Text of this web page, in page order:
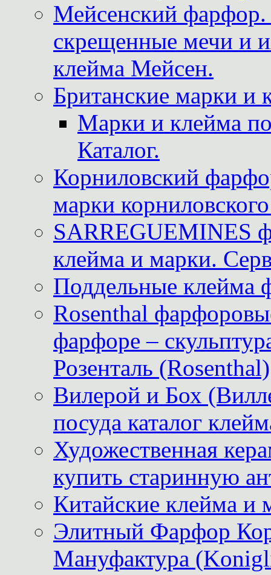
Мейсенский фарфор.
скрещенные мечи и
клейма Мейсен.
Британские марки и
Марки и клейма
Каталог.
Корниловский
марки
SARREGUEMINES
клейма и марки.
Поддельные клейма
Rosenthal
фарфоре –
Розенталь (Rosenthal)
Вилерой и Бох
посуда каталог
Художественная
купить старинную
Китайские клейма и
Элитный Фарфор
Мануфактура